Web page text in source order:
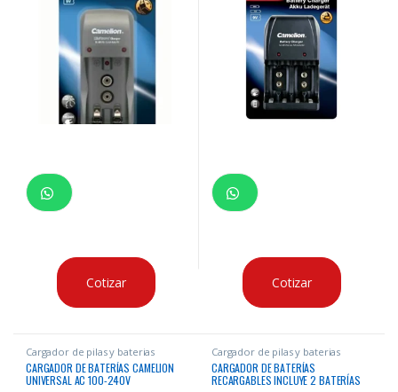
Cotizar Cotizar
Cargador de pilas y baterias
CARGADOR DE BATERÍAS CAMELION
UNIVERSAL AC 100-240V
Cargador de pilas y baterias
CARGADOR DE BATERÍAS
RECARGABLES INCLUYE 2 BATERÍAS